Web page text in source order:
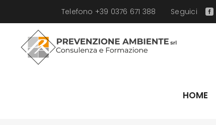
Telefono +39 0376 671 388 Seguici
HOME